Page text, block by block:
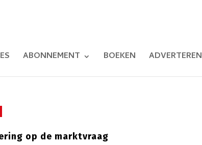
ABONNEMENT BOEKEN ADVERTEREN
op de marktvraag